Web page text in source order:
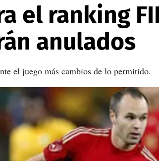
el ranking
anulados
el juego más cambios de lo permitido.